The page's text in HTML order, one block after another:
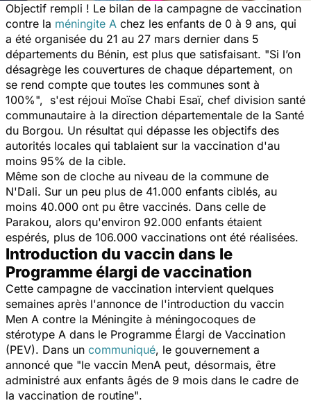
Objectif rempli ! Le bilan de la campagne de vaccination
contre la méningite A chez les enfants de 0 à 9 ans, qui
a été organisée du 21 au 27 mars dernier dans 5
départements du Bénin, est plus que satisfaisant. "Si l’on
désagrège les couvertures de chaque département, on
se rend compte que toutes les communes sont à
100%", s'est réjoui Moïse Chabi Esaï, chef division santé
communautaire à la direction départementale de la Santé
du Borgou. Un résultat qui dépasse les objectifs des
autorités locales qui tablaient sur la vaccination d'au
moins 95% de la cible.
Même son de cloche au niveau de la commune de
N'Dali. Sur un peu plus de 41.000 enfants ciblés, au
moins 40.000 ont pu être vaccinés. Dans celle de
Parakou, alors qu'environ 92.000 enfants étaient
espérés, plus de 106.000 vaccinations ont été réalisées.
Introduction du vaccin dans le
Programme élargi de vaccination
Cette campagne de vaccination intervient quelques
semaines après l'annonce de l'introduction du vaccin
Men A contre la Méningite à méningocoques de
stérotype A dans le Programme Élargi de Vaccination
(PEV). Dans un communiqué, le gouvernement a
annoncé que "le vaccin MenA peut, désormais, être
administré aux enfants âgés de 9 mois dans le cadre de
la vaccination de routine".